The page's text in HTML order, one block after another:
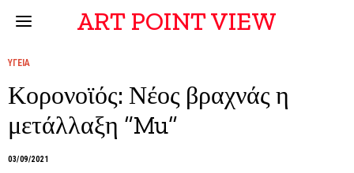
ART POINT VIEW
ΥΓΕΙΑ
Κορονοϊός: Νέος βραχνάς η
μετάλλαξη “Mu”
03/09/2021